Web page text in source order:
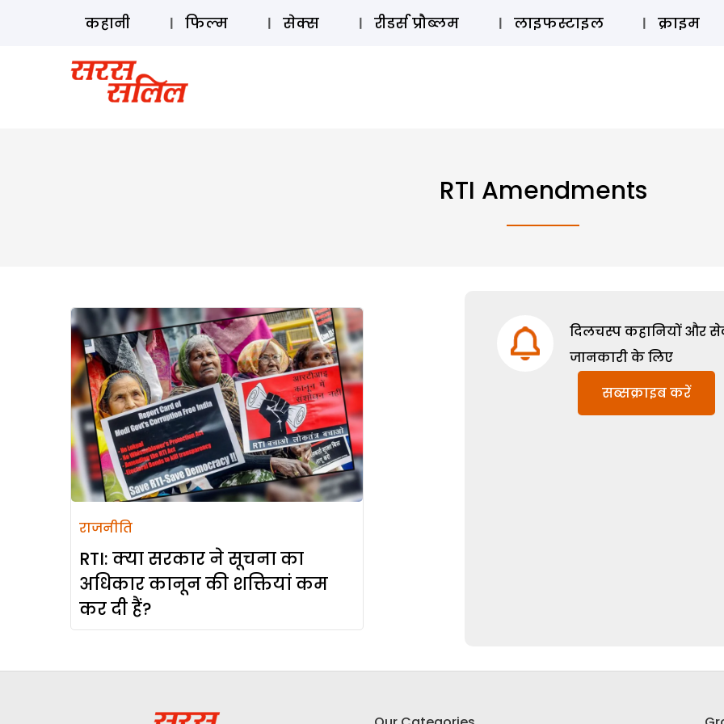
ऑडियो
कहानी फिल्म सेक्स रीडर्स प्रौब्लम लाइफस्टाइल क्राइम
RTI Amendments
राजनीति
RTI: क्या सरकार ने सूचना का
अधिकार कानून की शक्तियां कम
कर दी हैं?
दिलचस्प कहानियों और
जानकारी के लिए
सब्सक्राइब करें